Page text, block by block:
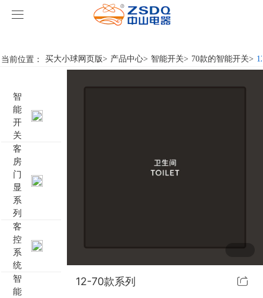
买大小球网页版
靓典系列智能开关
客控系统方案4
当前位置： 买大小球网页版> 产品中心> 智能开关> 70款的智能开关>
智
能
开
关
客
房
门
显
系
列
客
控
系
统
智
能
12-70款系列